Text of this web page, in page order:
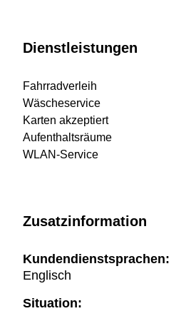
Dienstleistungen
Fahrradverleih
Wäscheservice
Karten akzeptiert
Aufenthaltsräume
WLAN-Service
Zusatzinformation
Kundendienstsprachen:
Englisch
Situation: